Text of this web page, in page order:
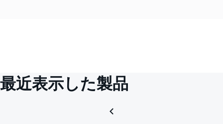
最近表示した製品